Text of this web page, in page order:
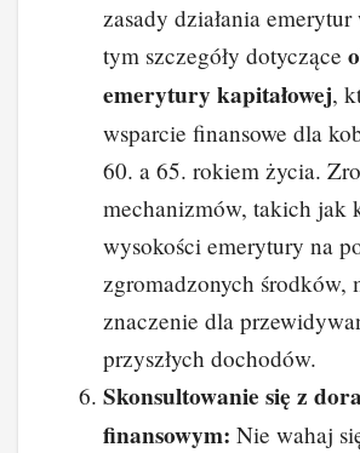
zasady działania
tym szczegóły dotyczące
emerytury kapitałowej,
wsparcie finansowe dla
60. a 65. rokiem życia.
mechanizmów, takich jak
wysokości emerytury na
zgromadzonych środków,
znaczenie dla
przyszłych dochodów.
Skonsultowanie się z
finansowym: Nie wahaj